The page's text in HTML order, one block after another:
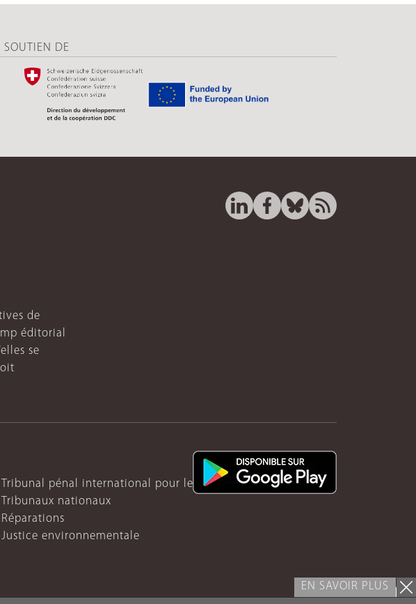
SOUTIEN DE
de
éditorial
se
Tribunal pénal international pour le Rwanda
Tribunaux nationaux
Réparations
Justice environnementale
EN SAVOIR PLUS